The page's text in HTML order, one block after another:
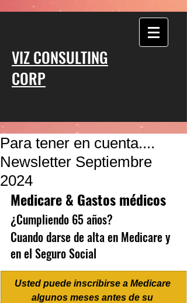
VIZ CONSULTING
CORP
Para tener en cuenta....
Newsletter Septiembre
2024
Medicare & Gastos médicos
¿Cumpliendo 65 años?
Cuando darse de alta en Medicare y
en el Seguro Social
Usted puede inscribirse a Medicare
algunos meses antes de su